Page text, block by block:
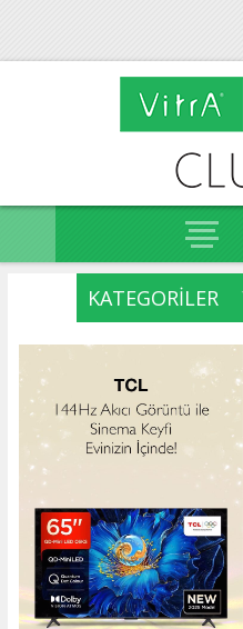
KATEGORILER